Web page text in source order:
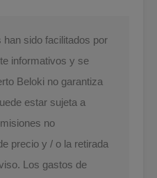
sido facilitados por
informativos y se
Beloki no garantiza
estar sujeta a
no
precio y / o la retirada
Los gastos de